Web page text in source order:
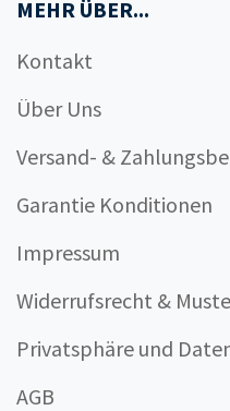
MEHR ÜBER...
Kontakt
Über Uns
Versand- &
Garantie Konditionen
Impressum
Widerrufsrecht &
Privatsphäre und
AGB